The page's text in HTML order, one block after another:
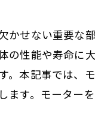
かせない重要な
の性能や寿命に
。本記事では
ます。モーター